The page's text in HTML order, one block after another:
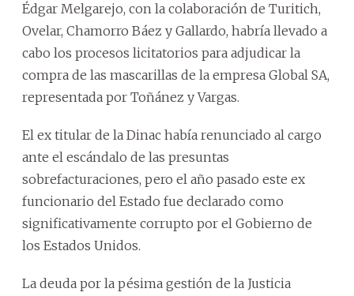
Édgar Melgarejo, con la colaboración de Turitich,
Ovelar, Chamorro Báez y Gallardo, habría llevado a
cabo los procesos licitatorios para adjudicar la
compra de las mascarillas de la empresa Global SA,
representada por Toñánez y Vargas.
El ex titular de la Dinac había renunciado al cargo
ante el escándalo de las presuntas
sobrefacturaciones, pero el año pasado este ex
funcionario del Estado fue declarado como
significativamente corrupto por el Gobierno de
los Estados Unidos.
La deuda por la pésima gestión de la Justicia